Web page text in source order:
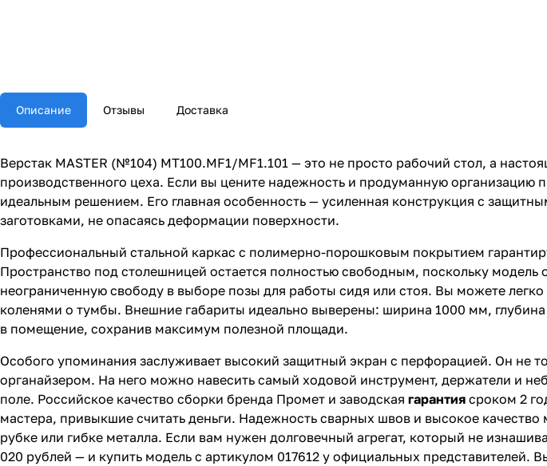
Описание Отзывы Доставка
Верстак MASTER (№104) MT100.MF1/MF1.101 — это не просто рабочий стол, а
производственного цеха. Если вы цените надежность и продуманную организацию
идеальным решением. Его главная особенность — усиленная конструкция с
заготовками, не опасаясь деформации поверхности.
Профессиональный стальной каркас с полимерно-порошковым покрытием
Пространство под столешницей остается полностью свободным, поскольку
неограниченную свободу в выборе позы для работы сидя или стоя. Вы можете
коленями о тумбы. Внешние габариты идеально выверены: ширина 1000 мм,
в помещение, сохранив максимум полезной площади.
Особого упоминания заслуживает высокий защитный экран с перфорацией. Он не
органайзером. На него можно навесить самый ходовой инструмент, держатели и
поле. Российское качество сборки бренда Промет и заводская гарантия сроком 2
мастера, привыкшие считать деньги. Надежность сварных швов и высокое
рубке или гибке металла. Если вам нужен долговечный агрегат, который не
020 рублей — и купить модель с артикулом 017612 у официальных представителей.